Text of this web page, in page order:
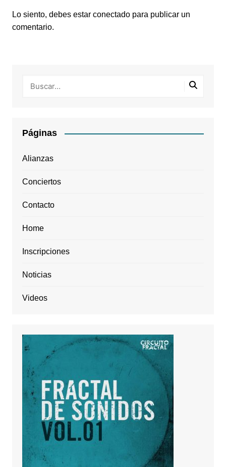
Lo siento, debes estar conectadopara publicar un
comentario.
Páginas
Alianzas
Conciertos
Contacto
Home
Inscripciones
Noticias
Videos